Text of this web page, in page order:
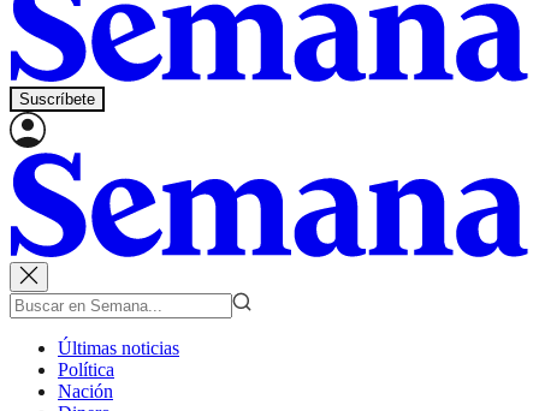
Suscríbete
Últimas noticias
Política
Nación